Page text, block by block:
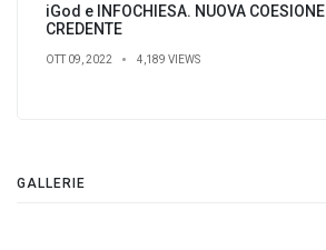
iGod e INFOCHIESA. NUOVA COESIONE
CREDENTE
OTT 09, 2022 4,189 VIEWS
GALLERIE